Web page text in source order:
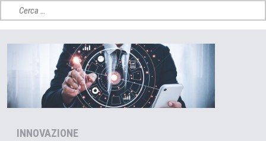
INNOVAZIONE